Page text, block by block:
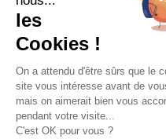
Pour aller plus loin et
Rapport Enquête